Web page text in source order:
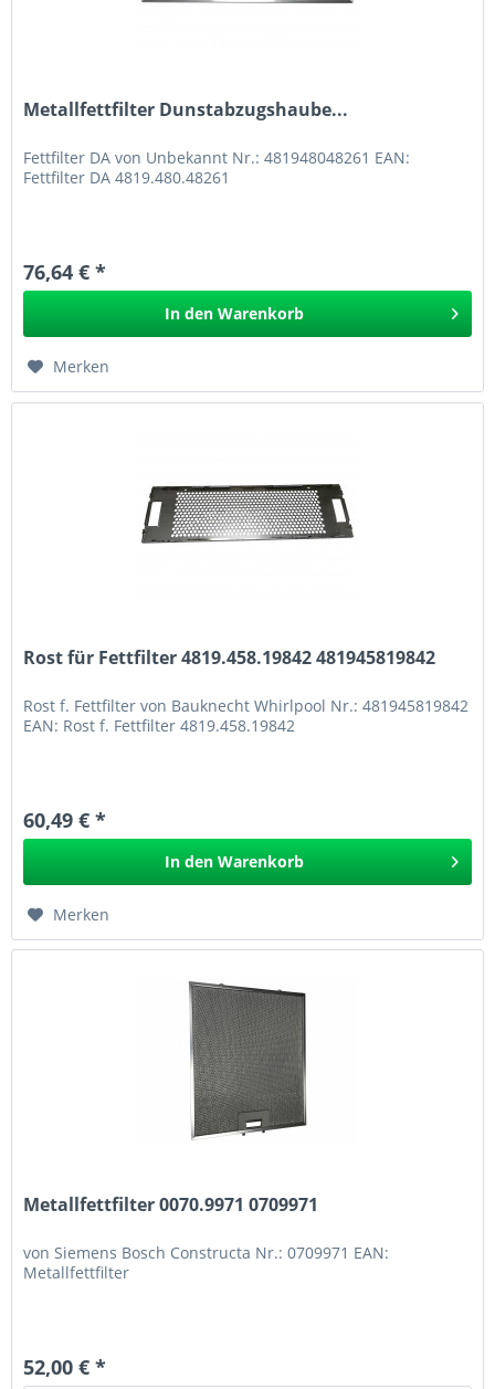
Metallfettfilter Dunstabzugshaube...
Fettfilter DA von Unbekannt Nr.: 481948048261 EAN:
Fettfilter DA 4819.480.48261
76,64 € *
In den Warenkorb
Merken
Rost für Fettfilter 4819.458.19842 481945819842
Rost f. Fettfilter von Bauknecht Whirlpool Nr.: 481945819842
EAN: Rost f. Fettfilter 4819.458.19842
60,49 € *
In den Warenkorb
Merken
Metallfettfilter 0070.9971 0709971
von Siemens Bosch Constructa Nr.: 0709971 EAN:
Metallfettfilter
52,00 € *